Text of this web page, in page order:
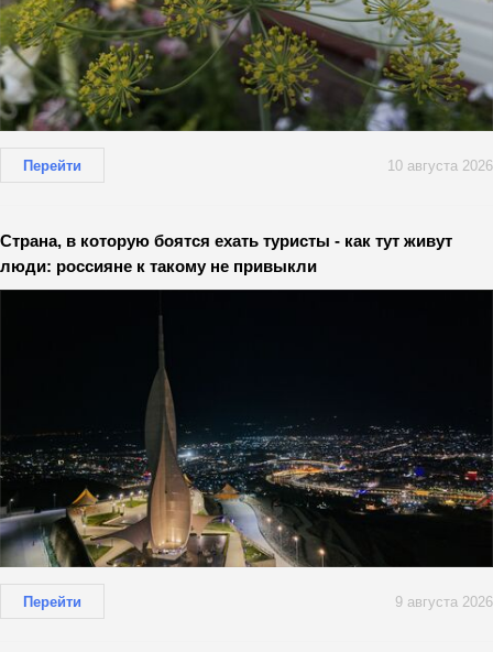
Перейти 10 августа 2026
Страна, в которую боятся ехать туристы - как тут живут
люди: россияне к такому не привыкли
Перейти 9 августа 2026